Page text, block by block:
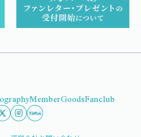
MemberGoodsFanclub